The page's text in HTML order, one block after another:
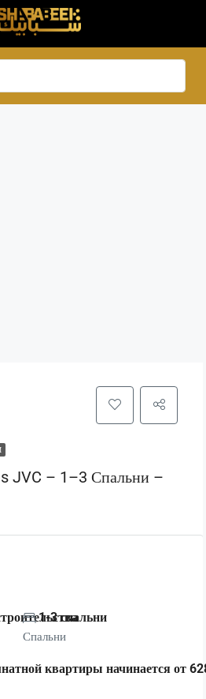
JVC – 1–3 Спальни –
1-3 спальни
Спальни
квартиры начинается от